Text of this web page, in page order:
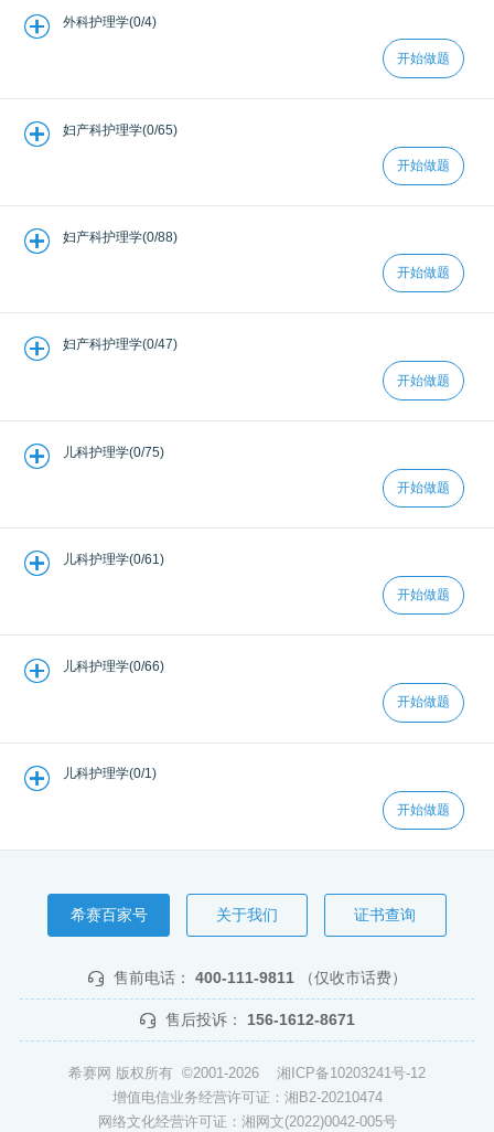
外科护理学(0/4)
开始做题
妇产科护理学(0/65)
开始做题
妇产科护理学(0/88)
开始做题
妇产科护理学(0/47)
开始做题
儿科护理学(0/75)
开始做题
儿科护理学(0/61)
开始做题
儿科护理学(0/66)
开始做题
儿科护理学(0/1)
开始做题
希赛百家号 关于我们 证书查询
售前电话： 400-111-9811 （仅收市话费）
售后投诉： 156-1612-8671
希赛网 版权所有 ©2001-2026 湘ICP备10203241号-12
增值电信业务经营许可证：湘B2-20210474
网络文化经营许可证：湘网文(2022)0042-005号